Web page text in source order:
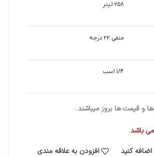
۲۵۸ لیتر
منفی ۲۲ درجه
۱/۴ اسب
و قیمت ها بروز میباشند .
باشد
کنید
افزودن به علاقه مندی